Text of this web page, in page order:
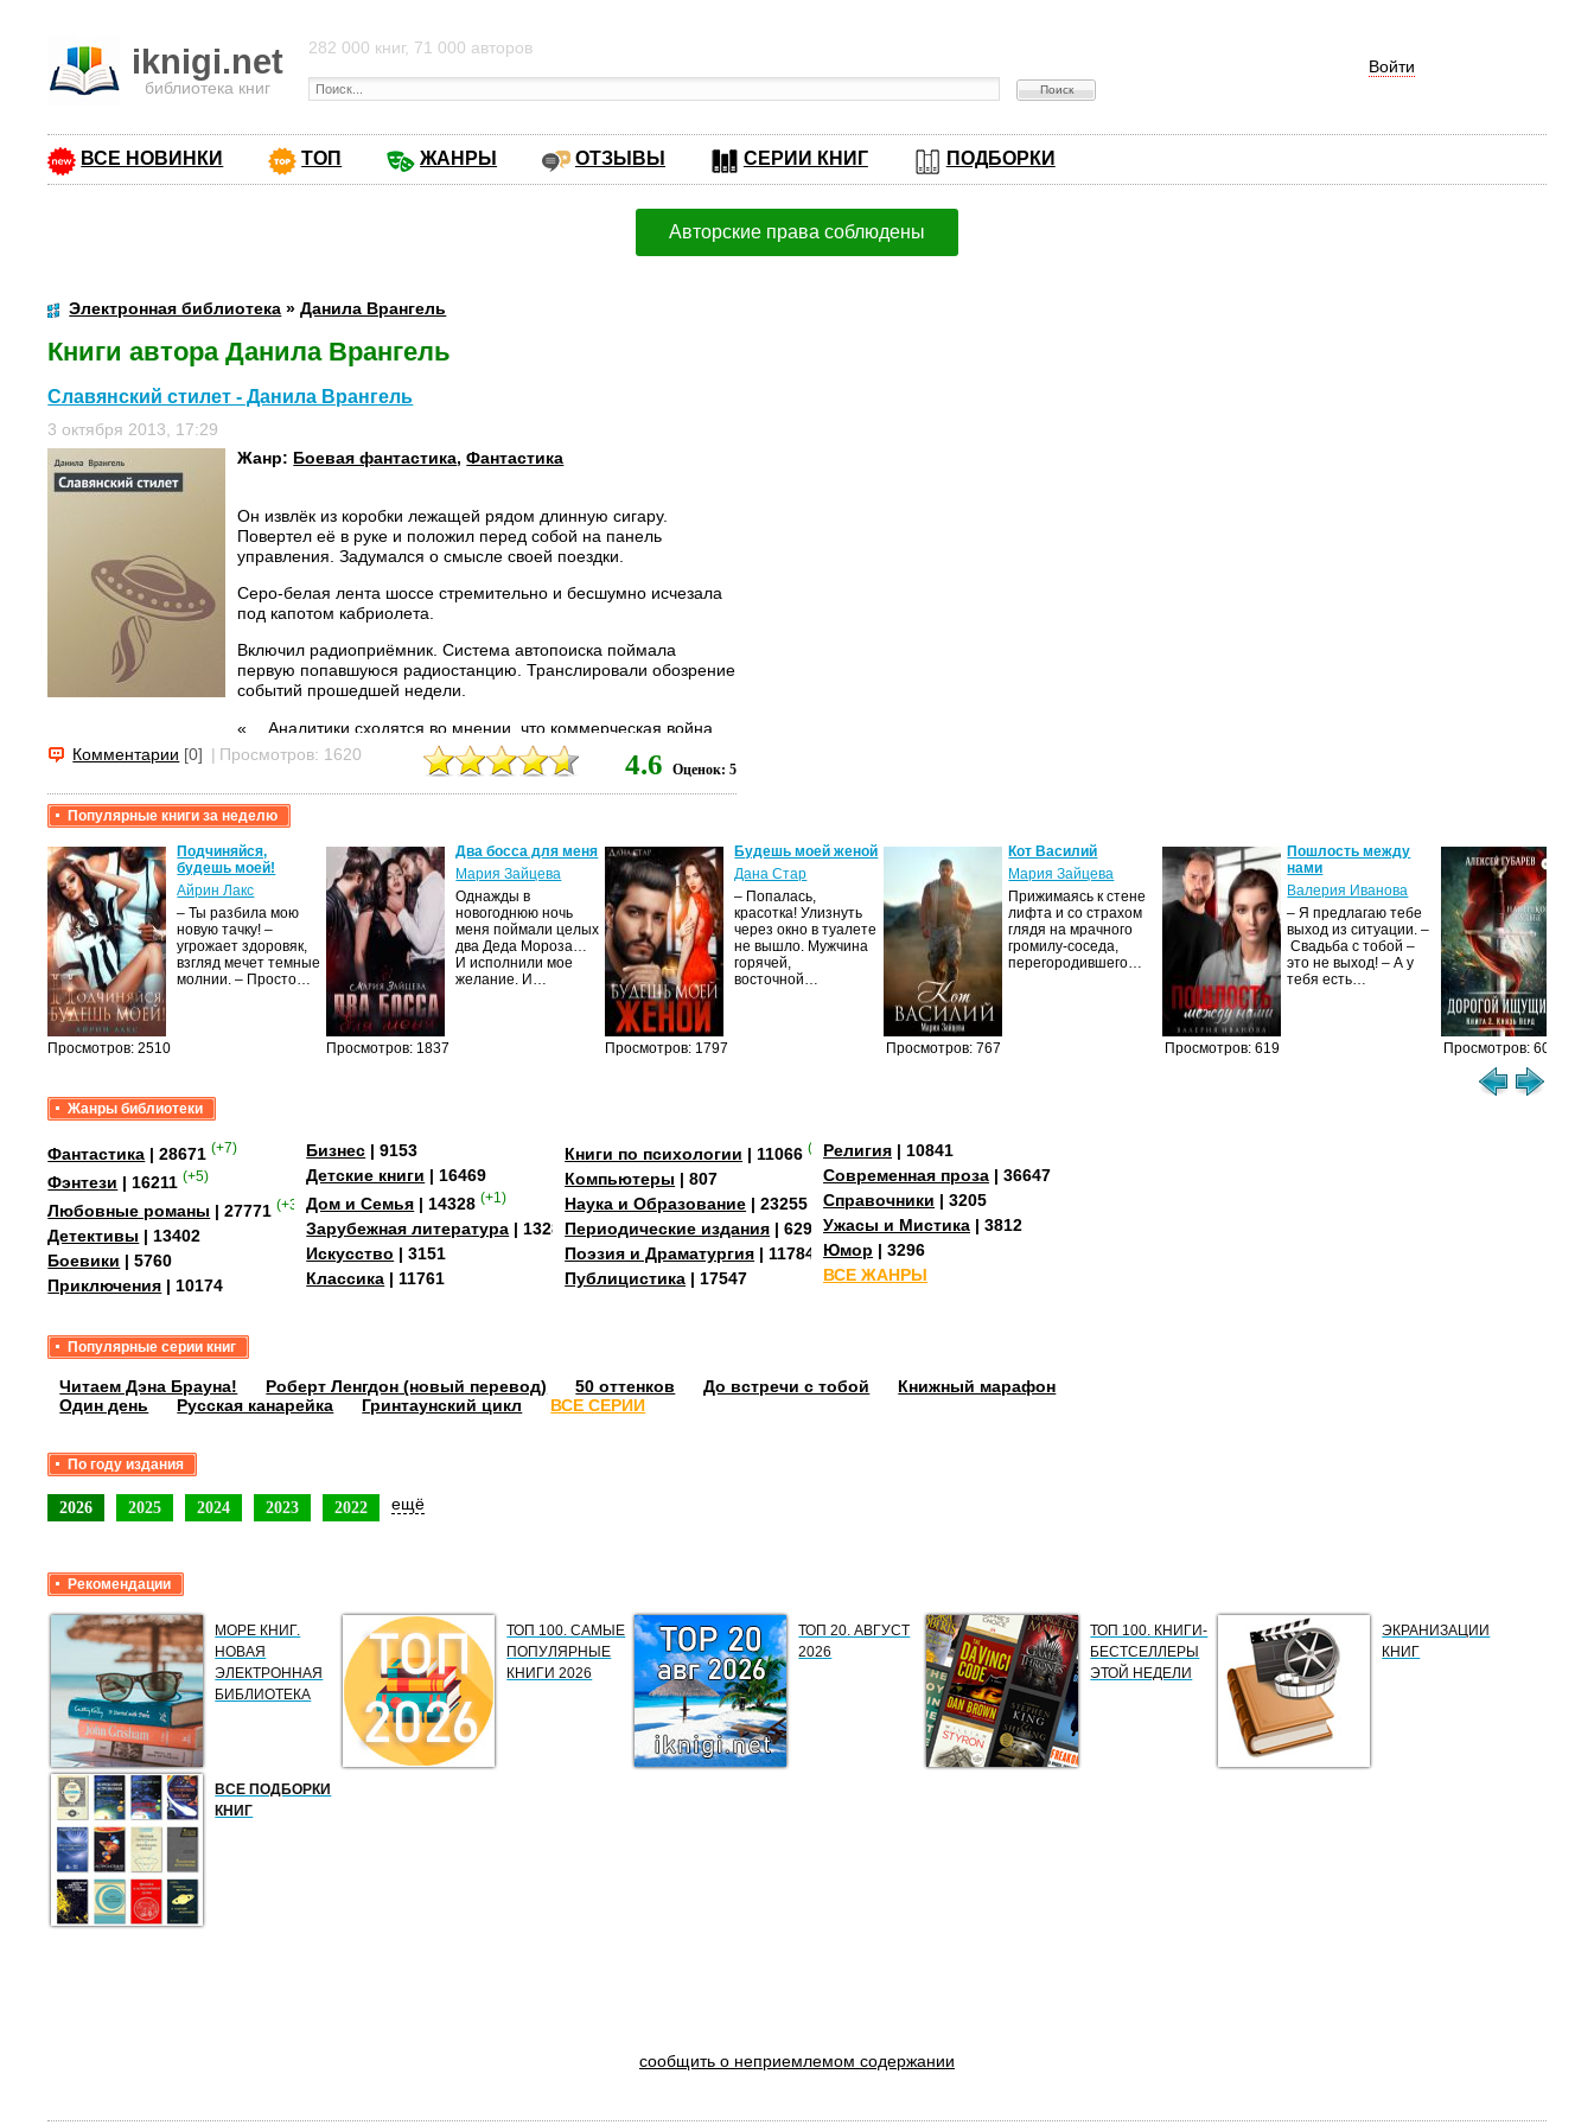
iknigi.net
библиотека книг
Войти
282 000 книг, 71 000 авторов
ВСЕ НОВИНКИ ТОП ЖАНРЫ ОТЗЫВЫ СЕРИИ КНИГ ПОДБОРКИ
Авторские права соблюдены
Электронная библиотека »Данила Врангель
Книги автора Данила Врангель
Славянский стилет - Данила Врангель
3 октября 2013, 17:29
Жанр: Боевая фантастика,Фантастика
Он извлёк из коробки лежащей рядом длинную сигару.
Повертел её в руке и положил перед собой на панель
управления. Задумался о смысле своей поездки.
Серо-белая лента шоссе стремительно и бесшумно исчезала
под капотом кабриолета.
Включил радиоприёмник. Система автопоиска поймала
первую попавшуюся радиостанцию. Транслировали обозрение
событий прошедшей недели.
«… Аналитики сходятся во мнении, что коммерческая война
между “Восточным синдикатом” и “Славянским триумвиратом”
находится в критической фазе, приближенной к уровню
Противостояние финансовых представителей Ближнего и
Среднего Востока с капиталом России, Украины и Белоруссии
грозит перерости в прямые активные действия. Использование
боевых ракет…»
Пустынный путешественник усмехнулся. Он хорошо знал, о
чём идёт речь. Боевые ракеты? Это пройденный этап.
На дороге появился знак ограничения скорости. Кабриолет
стал тормозить. Вскоре пришлось замедлить движение ещё
раз. На горизонте запылало зарево...
Комментарии [0] | Просмотров: 1620 4.6 Оценок: 5
Популярные книги за неделю
Просмотров: 2510
Подчиняйся,
будешь моей!
Айрин Лакс
– Ты разбила мою
новую тачку! –
угрожает здоровяк,
взгляд мечет темные
молнии. – Просто…
Просмотров: 1837
Два босса для меня
Мария Зайцева
Однажды в
новогоднюю ночь
меня поймали целых
два Деда Мороза…
И исполнили мое
желание. И…
Просмотров: 1797
Будешь моей женой
Дана Стар
– Попалась,
красотка! Улизнуть
через окно в туалете
не вышло. Мужчина
горячей,
восточной…
Просмотров: 767
Кот Василий
Мария Зайцева
Прижимаясь к стене
лифта и со страхом
глядя на мрачного
громилу-соседа,
перегородившего…
Просмотров: 619
Пошлость между
нами
Валерия Иванова
– Я предлагаю тебе
выход из ситуации. –
Свадьба с тобой –
это не выход! – А у
тебя есть…
Просмотров: 605
Жанры библиотеки
Фантастика | 28671 (+7)
Фэнтези | 16211 (+5)
Любовные романы | 27771 (+35)
Детективы | 13402
Боевики | 5760
Приключения | 10174
Бизнес | 9153
Детские книги | 16469
Дом и Семья | 14328 (+1)
Зарубежная литература | 13288
Искусство | 3151
Классика | 11761
Книги по психологии | 11066 (+3)
Компьютеры | 807
Наука и Образование | 23255
Периодические издания | 629
Поэзия и Драматургия | 11784
Публицистика | 17547
Религия | 10841
Современная проза | 36647
Справочники | 3205
Ужасы и Мистика | 3812
Юмор | 3296
ВСЕ ЖАНРЫ
Популярные серии книг
Читаем Дэна Брауна! Роберт Ленгдон (новый перевод) 50 оттенков До встречи с тобой
Книжный марафон
Один день
Русская канарейка Гринтаунский цикл ВСЕ СЕРИИ
По году издания
2026 2025 2024 2023 2022 ещё
Рекомендации
МОРЕ КНИГ.
НОВАЯ
ЭЛЕКТРОННАЯ
БИБЛИОТЕКА
ТОП 100. САМЫЕ
ПОПУЛЯРНЫЕ
КНИГИ 2026
ТОП 20. АВГУСТ
2026
ТОП 100. КНИГИ-
БЕСТСЕЛЛЕРЫ
ЭТОЙ НЕДЕЛИ
ЭКРАНИЗАЦИИ
КНИГ
ВСЕ ПОДБОРКИ
КНИГ
сообщить о неприемлемом содержании